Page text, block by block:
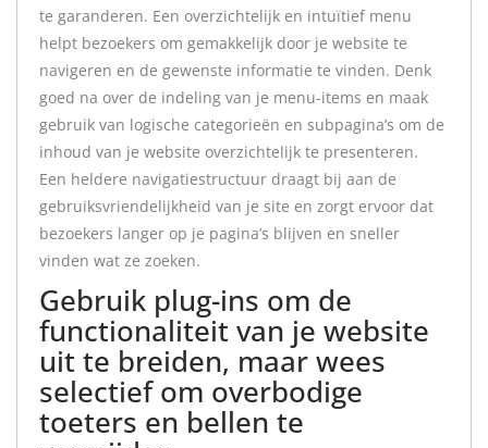
te garanderen. Een overzichtelijk en intuïtief menu
helpt bezoekers om gemakkelijk door je website te
navigeren en de gewenste informatie te vinden. Denk
goed na over de indeling van je menu-items en maak
gebruik van logische categorieën en subpagina’s om de
inhoud van je website overzichtelijk te presenteren.
Een heldere navigatiestructuur draagt bij aan de
gebruiksvriendelijkheid van je site en zorgt ervoor dat
bezoekers langer op je pagina’s blijven en sneller
vinden wat ze zoeken.
Gebruik plug-ins om de
functionaliteit van je website
uit te breiden, maar wees
selectief om overbodige
toeters en bellen te